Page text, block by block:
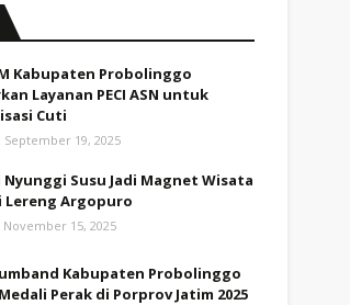
Kabupaten Probolinggo
Layanan PECI ASN untuk
Cuti
September 19, 2025
Susu Jadi Magnet Wisata
Lereng Argopuro
November 15, 2025
Kabupaten Probolinggo
Perak di Porprov Jatim 2025